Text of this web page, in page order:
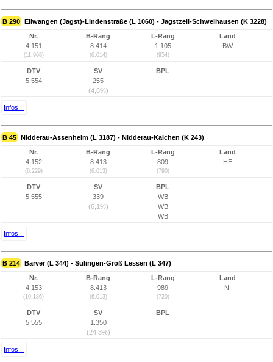
B 290 Ellwangen (Jagst)-Lindenstraße (L 1060) - Jagstzell-Schweihausen (K 3228)
Nr.
4.151
(11.968)
B-Rang
8.414
(6.014)
L-Rang
1.105
(954)
Land
BW
DTV
5.554
SV
255
(4,6%)
BPL
Infos...
B 45 Nidderau-Assenheim (L 3187) - Nidderau-Kaichen (K 243)
Nr.
4.152
(6.229)
B-Rang
8.413
(6.013)
L-Rang
809
(790)
Land
HE
DTV
5.555
SV
339
(6,1%)
BPL
WB
WB
WB
Infos...
B 214 Barver (L 344) - Sulingen-Groß Lessen (L 347)
Nr.
4.153
(10.186)
B-Rang
8.413
(6.013)
L-Rang
989
(720)
Land
NI
DTV
5.555
SV
1.350
(24,3%)
BPL
Infos...